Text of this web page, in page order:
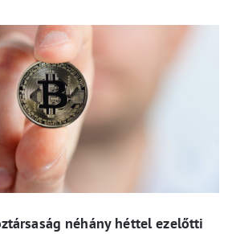
néhány héttel ezelőtti